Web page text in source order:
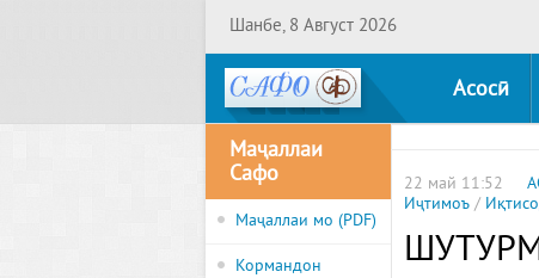
Шанбе, 8 Август 2026
Асосӣ
Маҷаллаи
Сафо
Маҷаллаи мо (PDF)
Кормандон
22 май 11:52
Иҷтимоъ /